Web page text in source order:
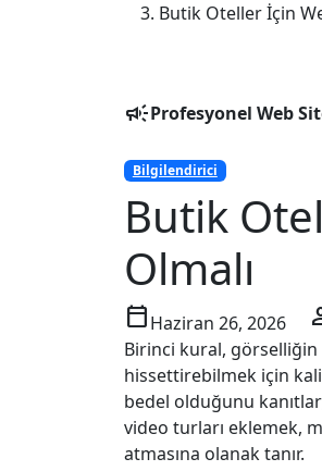
Butik Oteller İçin
campaignProfesyonel Web
Bilgilendirici
Butik
Olmalı
calendar_todayHaziran 26, 2026
Birinci kural,
hissettirebilmek için
bedel olduğunu
video turları eklemek,
atmasına olanak tanır.